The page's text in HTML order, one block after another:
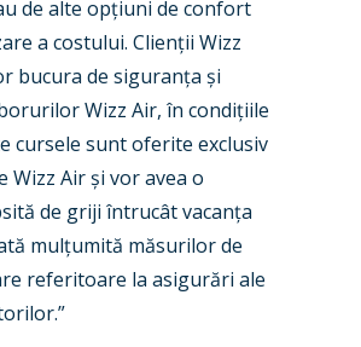
de alte opțiuni de confort
a costului. Clienții Wizz
bucura de siguranța și
Wizz Air, în condițiile
cursele sunt oferite exclusiv
Wizz Air și vor avea o
de griji întrucât vacanța
mulțumită măsurilor de
referitoare la asigurări ale